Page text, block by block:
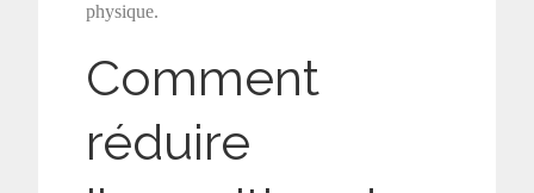
physique.
Comment
réduire